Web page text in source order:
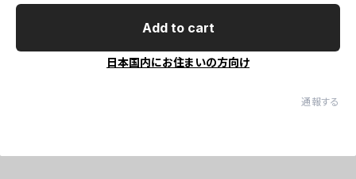
Add to cart
日本国内にお住まいの方向け
通報する